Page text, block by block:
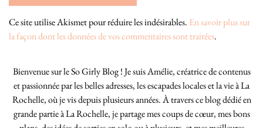
Ce site utilise Akismet pour réduire les indésirables. En savoir plus sur
la façon dont les données de vos commentaires sont traitées.
Bienvenue sur le So Girly Blog ! Je suis Amélie, créatrice de contenus
et passionnée par les belles adresses, les escapades locales et la vie à La
Rochelle, où je vis depuis plusieurs années. À travers ce blog dédié en
grande partie à La Rochelle, je partage mes coups de cœur, mes bons